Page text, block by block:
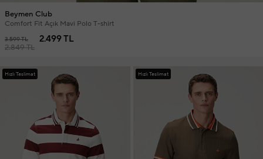
Beymen Club
Comfort Fit Açık Mavi Polo T-shirt
3.599 TL
2.849 TL
2.499 TL
Hızlı Teslimat Hızlı Teslimat